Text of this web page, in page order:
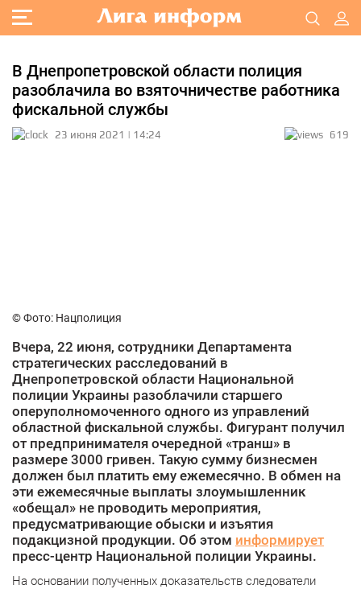
В Днепропетровской области полиция
разоблачила во взяточничестве работника
фискальной службы
23 июня 2021 | 14:24 619
© Фото: Нацполиция
Вчера, 22 июня, сотрудники Департамента
стратегических расследований в
Днепропетровской области Национальной
полиции Украины разоблачили старшего
оперуполномоченного одного из управлений
областной фискальной службы. Фигурант получил
от предпринимателя очередной «транш» в
размере 3000 гривен. Такую сумму бизнесмен
должен был платить ему ежемесячно. В обмен на
эти ежемесячные выплаты злоумышленник
«обещал» не проводить мероприятия,
предусматривающие обыски и изъятия
подакцизной продукции. Об этом информирует
пресс-центр Национальной полиции Украины.
На основании полученных доказательств следователи